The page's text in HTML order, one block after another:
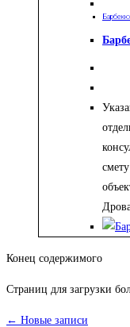
Конец содержимого
Страниц для загрузки
← Новые записи